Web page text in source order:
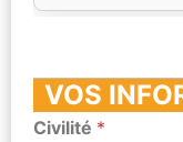
VOS
Civilité *